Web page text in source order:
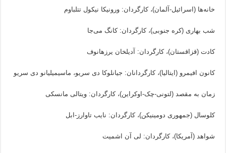
خانه‌ها (اسرائیل-آلمان)، کارگردان: ورونیکا نیکول تتلباوم
شب بهاری (کره جنوبی)، کارگردان: کانگ می‌جا
کادت (قزاقستان)، کارگردان: آدیلخان یرزهانوف
کانون افیمرو (ایتالیا)، کارگردانان: جیانلوکا دی سریو، ماسیمیلیانو دی سریو
زمان به مقصد (لتونی-چک-اوکراین)، کارگردان: ویتالی مانسکی
کلوسال (جمهوری دومینیکن)، کارگردان: نایب تاوارز-ابل
شواهد (آمریکا)، کارگردان: لی آن اشمیت